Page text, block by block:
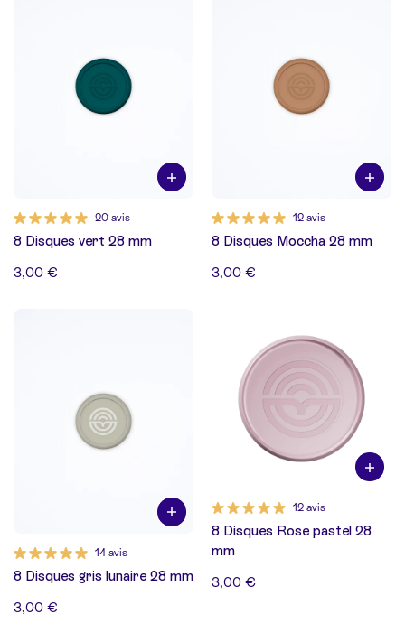
20 avis
8 Disques vert 28 mm
3,00 €
12 avis
8 Disques Moccha 28 mm
3,00 €
14 avis
8 Disques gris lunaire 28 mm
3,00 €
12 avis
8 Disques Rose pastel 28
mm
3,00 €